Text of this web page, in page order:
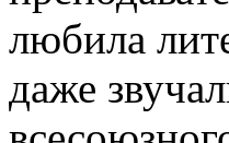
любила
даже